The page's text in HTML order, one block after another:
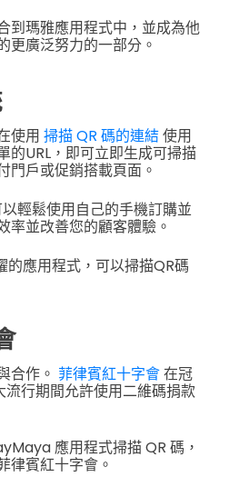
到瑪雅應用程式中，並成為他
更廣泛努力的一部分。
使用 掃描 QR 碼的連結使用
的URL，即可立即生成可掃描
門戶或促銷搭載頁面。
輕鬆使用自己的手機訂購並
率並改善您的顧客體驗。
應用程式，可以掃描QR碼
合作。 菲律賓紅十字會在冠
行期間允許使用二維碼捐款
應用程式掃描 QR 碼，
律賓紅十字會。